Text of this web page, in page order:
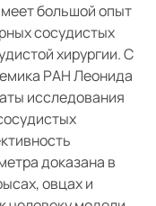
большой опыт
сосудистых
хирургии. С
РАН Леонида
исследования
доказана в
овцах и